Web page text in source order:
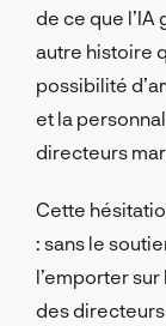
de ce que l’IA
autre histoire
possibilité
et la
directeurs
Cette
: sans le
l’emporter sur
des